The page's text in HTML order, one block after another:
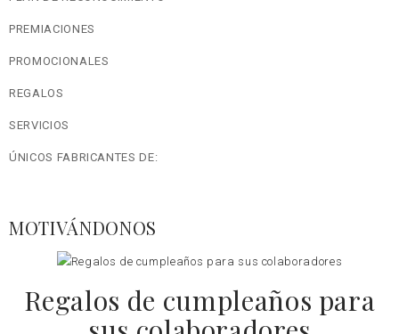
PREMIACIONES
PROMOCIONALES
REGALOS
SERVICIOS
ÚNICOS FABRICANTES DE:
MOTIVÁNDONOS
Regalos de cumpleaños para